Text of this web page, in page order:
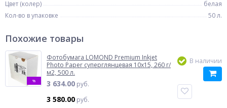
Цвет (колер)
белая
Кол-во в упаковке
50 л.
Похожие товары
%
Фотобумага LOMOND Premium Inkjet
Photo Paper суперглянцевая 10x15, 260 г/
м2, 500 л.
3 634.00 руб.
3 580.00 руб.
В наличии